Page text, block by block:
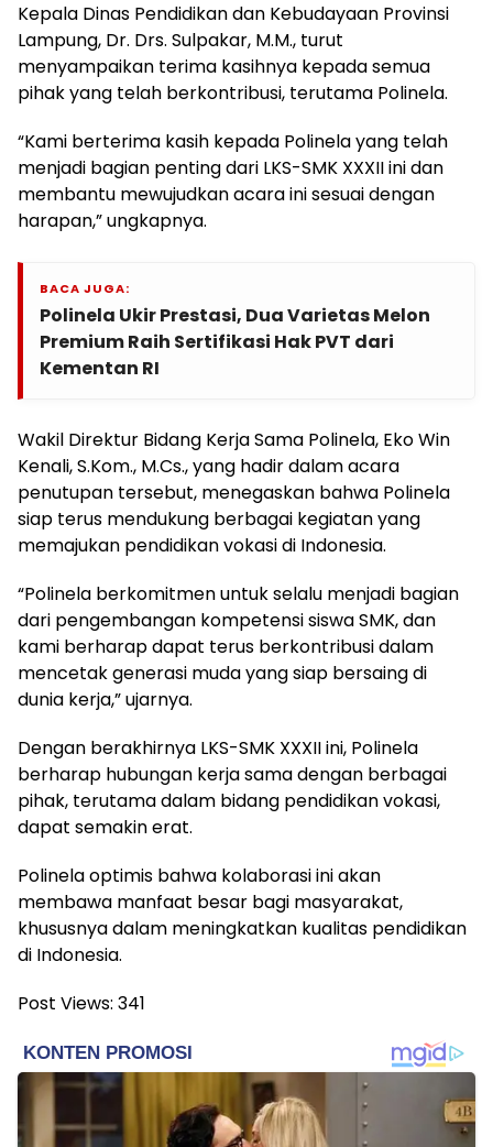
Kepala Dinas Pendidikan dan Kebudayaan Provinsi
Lampung, Dr. Drs. Sulpakar, M.M., turut
menyampaikan terima kasihnya kepada semua
pihak yang telah berkontribusi, terutama Polinela.
“Kami berterima kasih kepada Polinela yang telah
menjadi bagian penting dari LKS-SMK XXXII ini dan
membantu mewujudkan acara ini sesuai dengan
harapan,” ungkapnya.
BACA JUGA:
Polinela Ukir Prestasi, Dua Varietas Melon
Premium Raih Sertifikasi Hak PVT dari
Kementan RI
Wakil Direktur Bidang Kerja Sama Polinela, Eko Win
Kenali, S.Kom., M.Cs., yang hadir dalam acara
penutupan tersebut, menegaskan bahwa Polinela
siap terus mendukung berbagai kegiatan yang
memajukan pendidikan vokasi di Indonesia.
“Polinela berkomitmen untuk selalu menjadi bagian
dari pengembangan kompetensi siswa SMK, dan
kami berharap dapat terus berkontribusi dalam
mencetak generasi muda yang siap bersaing di
dunia kerja,” ujarnya.
Dengan berakhirnya LKS-SMK XXXII ini, Polinela
berharap hubungan kerja sama dengan berbagai
pihak, terutama dalam bidang pendidikan vokasi,
dapat semakin erat.
Polinela optimis bahwa kolaborasi ini akan
membawa manfaat besar bagi masyarakat,
khususnya dalam meningkatkan kualitas pendidikan
di Indonesia.
Post Views: 341